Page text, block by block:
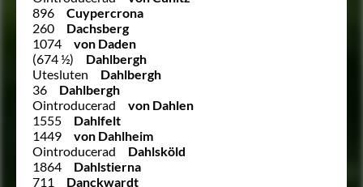
896
Cuypercrona
260
Dachsberg
1074
von Daden
(674 ½)
Dahlbergh
Utesluten
Dahlbergh
36
Dahlbergh
Ointroducerad
von Dahlen
1555
Dahlfelt
1449
von Dahlheim
Ointroducerad
Dahlsköld
1864
Dahlstierna
711
Danckwardt